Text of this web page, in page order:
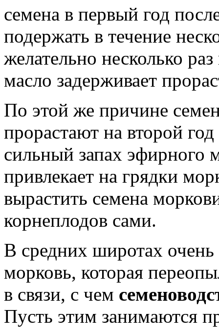
семена в первый год
подержать в течение
желательно несколько
масло задерживает
По этой же причине
прорастают на второй
сильный запах эфирного
привлекает на грядки
вырастить семена
корнеплодов сами.
В средних широтах очень
морковь, которая
в связи, с чем
Пусть этим занимаются